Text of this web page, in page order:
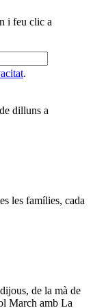
i feu clic a
.
dilluns a
les famílies, cada
de la mà de
March amb La